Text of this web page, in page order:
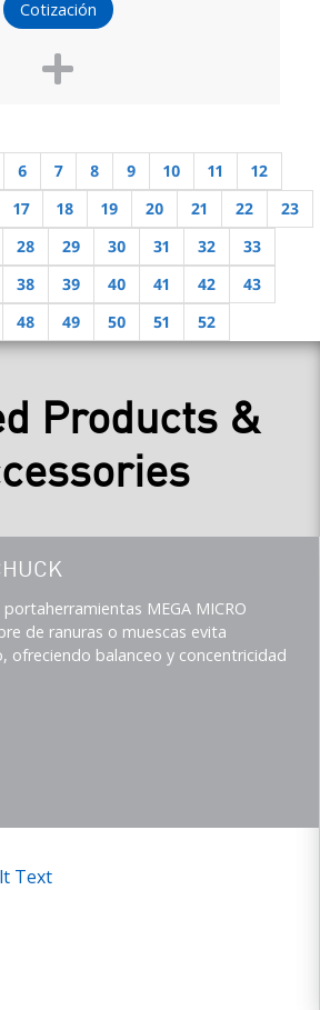
Cotización
6 7 8 9 10 11
12
17 18 19 20 21 22
23
28 29 30 31 32
33
38 39 40 41 42
43
48 49 50 51 52
Products &
MEGA MICRO
de ranuras o muescas evita
ofreciendo balanceo y concentricidad